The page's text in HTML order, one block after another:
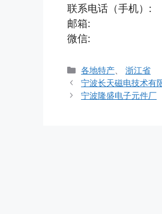
联系电话（手机）:
邮箱:
微信:
分
类
各地特产 、浙江省
宁波长天磁电技术有
宁波隆盛电子元件厂